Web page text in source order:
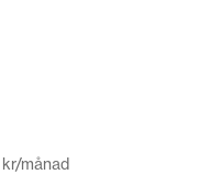
kr/månad